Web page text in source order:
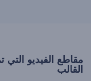
مقاطع الفيديو التي
القالب